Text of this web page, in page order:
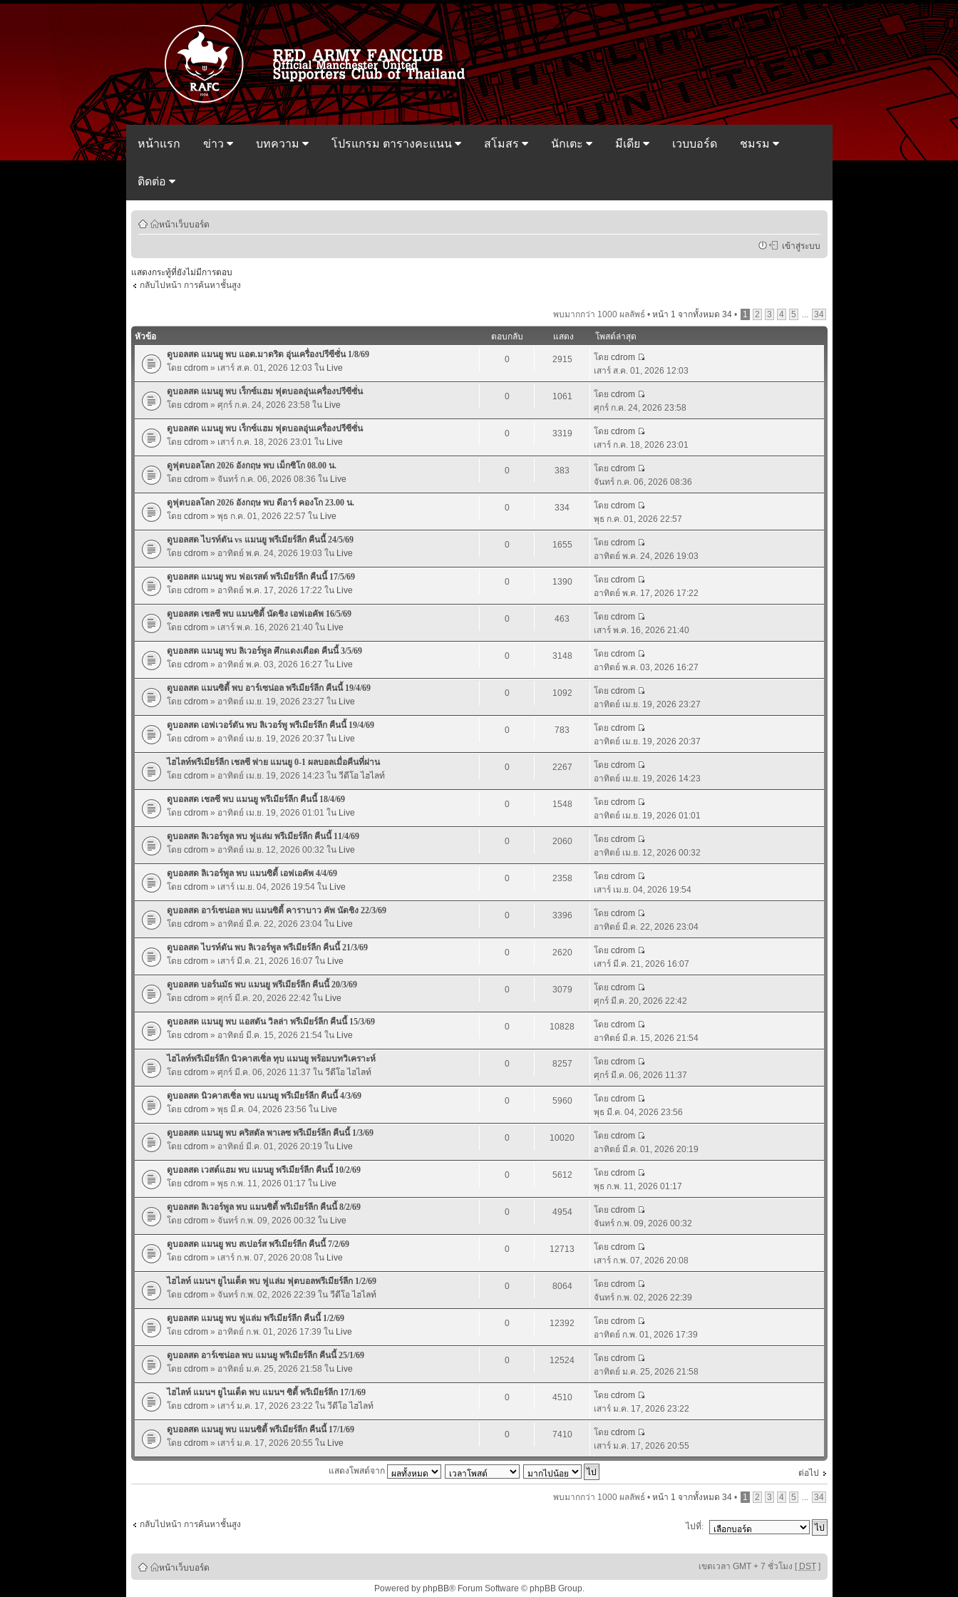
หน้าแรก ข่าว บทความ โปรแกรม ตารางคะแนน สโมสร นักเตะ มีเดีย เวบบอร์ด ชมรม
ติดต่อ
หน้าเว็บบอร์ด
เข้าสู่ระบบ
แสดงกระทู้ที่ยังไม่มีการตอบ
กลับไปหน้า การค้นหาชั้นสูง
พบมากกว่า 1000 ผลลัพธ์ • หน้า 1 จากทั้งหมด 34• 1 2 3 4 5 ... 34
หัวข้อ ตอบกลับ แสดง
โพสต์ล่าสุด
ดูบอลสด แมนยู พบ แอต.มาดริด อุุ่นเครื่องปรีซีซั่น 1/8/69
โดย cdrom» เสาร์ ส.ค. 01, 2026 12:03 ใน Live
0 2915 โดย cdrom
เสาร์ ส.ค. 01, 2026 12:03
ดูบอลสด แมนยู พบ เร็กซ์แฮม ฟุตบอลอุุ่นเครื่องปรีซีซั่น
โดย cdrom» ศุกร์ ก.ค. 24, 2026 23:58 ใน Live
0 1061 โดย cdrom
ศุกร์ ก.ค. 24, 2026 23:58
ดูบอลสด แมนยู พบ เร็กซ์แฮม ฟุตบอลอุุ่นเครื่องปรีซีซั่น
โดย cdrom» เสาร์ ก.ค. 18, 2026 23:01 ใน Live
0 3319 โดย cdrom
เสาร์ ก.ค. 18, 2026 23:01
ดูฟุตบอลโลก 2026 อังกฤษ พบ เม็กซิโก 08.00 น.
โดย cdrom» จันทร์ ก.ค. 06, 2026 08:36 ใน Live
0 383 โดย cdrom
จันทร์ ก.ค. 06, 2026 08:36
ดูฟุตบอลโลก 2026 อังกฤษ พบ ดีอาร์ คองโก 23.00 น.
โดย cdrom» พุธ ก.ค. 01, 2026 22:57 ใน Live
0 334 โดย cdrom
พุธ ก.ค. 01, 2026 22:57
ดูบอลสด ไบรท์ตัน vs แมนยู พรีเมียร์ลีก คืนนี้ 24/5/69
โดย cdrom» อาทิตย์ พ.ค. 24, 2026 19:03 ใน Live
0 1655 โดย cdrom
อาทิตย์ พ.ค. 24, 2026 19:03
ดูบอลสด แมนยู พบ ฟอเรสต์ พรีเมียร์ลีก คืนนี้ 17/5/69
โดย cdrom» อาทิตย์ พ.ค. 17, 2026 17:22 ใน Live
0 1390 โดย cdrom
อาทิตย์ พ.ค. 17, 2026 17:22
ดูบอลสด เชลซี พบ แมนซิตี้ นัดชิง เอฟเอคัพ 16/5/69
โดย cdrom» เสาร์ พ.ค. 16, 2026 21:40 ใน Live
0 463 โดย cdrom
เสาร์ พ.ค. 16, 2026 21:40
ดูบอลสด แมนยู พบ ลิเวอร์พูล ศึกแดงเดือด คืนนี้ 3/5/69
โดย cdrom» อาทิตย์ พ.ค. 03, 2026 16:27 ใน Live
0 3148 โดย cdrom
อาทิตย์ พ.ค. 03, 2026 16:27
ดูบอลสด แมนซิตี้ พบ อาร์เซน่อล พรีเมียร์ลีก คืนนี้ 19/4/69
โดย cdrom» อาทิตย์ เม.ย. 19, 2026 23:27 ใน Live
0 1092 โดย cdrom
อาทิตย์ เม.ย. 19, 2026 23:27
ดูบอลสด เอฟเวอร์ตัน พบ ลิเวอร์พู พรีเมียร์ลีก คืนนี้ 19/4/69
โดย cdrom» อาทิตย์ เม.ย. 19, 2026 20:37 ใน Live
0 783 โดย cdrom
อาทิตย์ เม.ย. 19, 2026 20:37
ไฮไลท์พรีเมียร์ลีก เชลซี พ่าย แมนยู 0-1 ผลบอลเมื่อคืนที่ผ่าน
โดย cdrom» อาทิตย์ เม.ย. 19, 2026 14:23 ใน วีดีโอ ไฮไลท์
0 2267 โดย cdrom
อาทิตย์ เม.ย. 19, 2026 14:23
ดูบอลสด เชลซี พบ แมนยู พรีเมียร์ลีก คืนนี้ 18/4/69
โดย cdrom» อาทิตย์ เม.ย. 19, 2026 01:01 ใน Live
0 1548 โดย cdrom
อาทิตย์ เม.ย. 19, 2026 01:01
ดูบอลสด ลิเวอร์พูล พบ ฟูแล่ม พรีเมียร์ลีก คืนนี้ 11/4/69
โดย cdrom» อาทิตย์ เม.ย. 12, 2026 00:32 ใน Live
0 2060 โดย cdrom
อาทิตย์ เม.ย. 12, 2026 00:32
ดูบอลสด ลิเวอร์พูล พบ แมนซิตี้ เอฟเอคัพ 4/4/69
โดย cdrom» เสาร์ เม.ย. 04, 2026 19:54 ใน Live
0 2358 โดย cdrom
เสาร์ เม.ย. 04, 2026 19:54
ดูบอลสด อาร์เซน่อล พบ แมนซิตี้ คาราบาว คัพ นัดชิง 22/3/69
โดย cdrom» อาทิตย์ มี.ค. 22, 2026 23:04 ใน Live
0 3396 โดย cdrom
อาทิตย์ มี.ค. 22, 2026 23:04
ดูบอลสด ไบรท์ตัน พบ ลิเวอร์พูล พรีเมียร์ลีก คืนนี้ 21/3/69
โดย cdrom» เสาร์ มี.ค. 21, 2026 16:07 ใน Live
0 2620 โดย cdrom
เสาร์ มี.ค. 21, 2026 16:07
ดูบอลสด บอร์นมัธ พบ แมนยู พรีเมียร์ลีก คืนนี้ 20/3/69
โดย cdrom» ศุกร์ มี.ค. 20, 2026 22:42 ใน Live
0 3079 โดย cdrom
ศุกร์ มี.ค. 20, 2026 22:42
ดูบอลสด แมนยู พบ แอสตัน วิลล่า พรีเมียร์ลีก คืนนี้ 15/3/69
โดย cdrom» อาทิตย์ มี.ค. 15, 2026 21:54 ใน Live
0 10828 โดย cdrom
อาทิตย์ มี.ค. 15, 2026 21:54
ไฮไลท์พรีเมียร์ลีก นิวคาสเซิ่ล ทุบ แมนยู พร้อมบทวิเคราะห์
โดย cdrom» ศุกร์ มี.ค. 06, 2026 11:37 ใน วีดีโอ ไฮไลท์
0 8257 โดย cdrom
ศุกร์ มี.ค. 06, 2026 11:37
ดูบอลสด นิวคาสเซิ่ล พบ แมนยู พรีเมียร์ลีก คืนนี้ 4/3/69
โดย cdrom» พุธ มี.ค. 04, 2026 23:56 ใน Live
0 5960 โดย cdrom
พุธ มี.ค. 04, 2026 23:56
ดูบอลสด แมนยู พบ คริสตัล พาเลซ พรีเมียร์ลีก คืนนี้ 1/3/69
โดย cdrom» อาทิตย์ มี.ค. 01, 2026 20:19 ใน Live
0 10020 โดย cdrom
อาทิตย์ มี.ค. 01, 2026 20:19
ดูบอลสด เวสต์แฮม พบ แมนยู พรีเมียร์ลีก คืนนี้ 10/2/69
โดย cdrom» พุธ ก.พ. 11, 2026 01:17 ใน Live
0 5612 โดย cdrom
พุธ ก.พ. 11, 2026 01:17
ดูบอลสด ลิเวอร์พูล พบ แมนซิตี้ พรีเมียร์ลีก คืนนี้ 8/2/69
โดย cdrom» จันทร์ ก.พ. 09, 2026 00:32 ใน Live
0 4954 โดย cdrom
จันทร์ ก.พ. 09, 2026 00:32
ดูบอลสด แมนยู พบ สเปอร์ส พรีเมียร์ลีก คืนนี้ 7/2/69
โดย cdrom» เสาร์ ก.พ. 07, 2026 20:08 ใน Live
0 12713 โดย cdrom
เสาร์ ก.พ. 07, 2026 20:08
ไฮไลท์ แมนฯ ยูไนเต็ด พบ ฟูแล่ม ฟุตบอลพรีเมียร์ลีก 1/2/69
โดย cdrom» จันทร์ ก.พ. 02, 2026 22:39 ใน วีดีโอ ไฮไลท์
0 8064 โดย cdrom
จันทร์ ก.พ. 02, 2026 22:39
ดูบอลสด แมนยู พบ ฟูแล่ม พรีเมียร์ลีก คืนนี้ 1/2/69
โดย cdrom» อาทิตย์ ก.พ. 01, 2026 17:39 ใน Live
0 12392 โดย cdrom
อาทิตย์ ก.พ. 01, 2026 17:39
ดูบอลสด อาร์เซน่อล พบ แมนยู พรีเมียร์ลีก คืนนี้ 25/1/69
โดย cdrom» อาทิตย์ ม.ค. 25, 2026 21:58 ใน Live
0 12524 โดย cdrom
อาทิตย์ ม.ค. 25, 2026 21:58
ไฮไลท์ แมนฯ ยูไนเต็ด พบ แมนฯ ซิตี้ พรีเมียร์ลีก 17/1/69
โดย cdrom» เสาร์ ม.ค. 17, 2026 23:22 ใน วีดีโอ ไฮไลท์
0 4510 โดย cdrom
เสาร์ ม.ค. 17, 2026 23:22
ดูบอลสด แมนยู พบ แมนซิตี้ พรีเมียร์ลีก คืนนี้ 17/1/69
โดย cdrom» เสาร์ ม.ค. 17, 2026 20:55 ใน Live
0 7410 โดย cdrom
เสาร์ ม.ค. 17, 2026 20:55
ต่อไป
แสดงโพสต์จาก
พบมากกว่า 1000 ผลลัพธ์ • หน้า 1 จากทั้งหมด 34• 1 2 3 4 5 ... 34
กลับไปหน้า การค้นหาชั้นสูง ไปที่:
หน้าเว็บบอร์ด เขตเวลา GMT + 7 ชั่วโมง [ DST]
Powered by phpBB® Forum Software © phpBB Group.